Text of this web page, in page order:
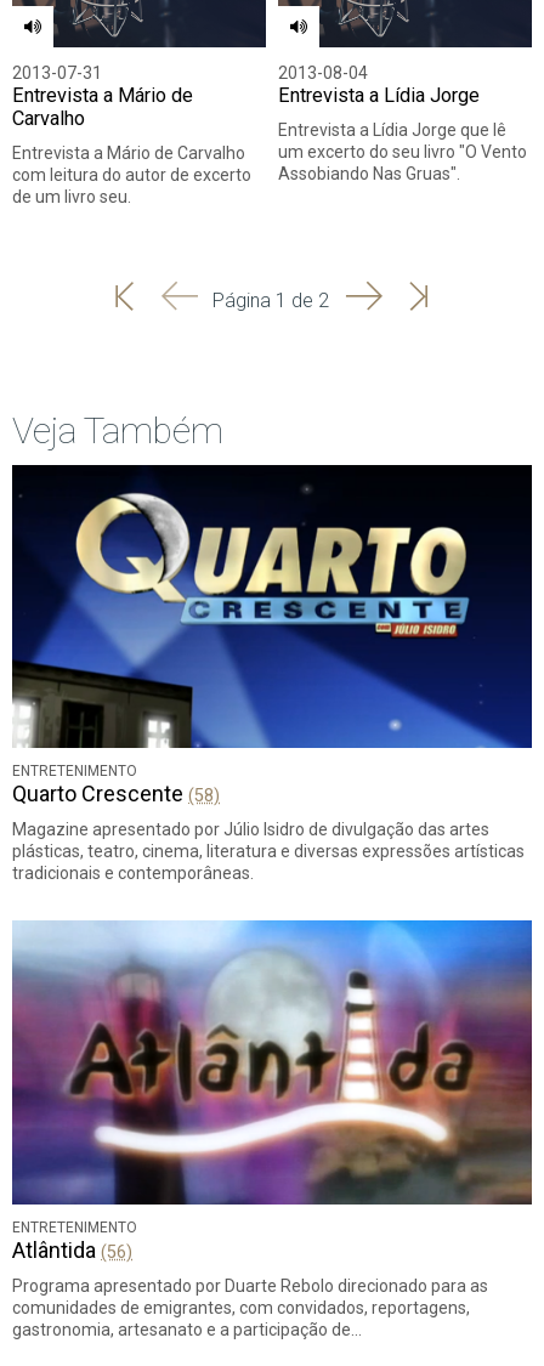
2013-07-31
Entrevista a Mário de
Carvalho
Entrevista a Mário de Carvalho
com leitura do autor de excerto
de um livro seu.
2013-08-04
Entrevista a Lídia Jorge
Entrevista a Lídia Jorge que lê
um excerto do seu livro "O Vento
Assobiando Nas Gruas".
'
'
Página 1 de 2 SeguinteÚltima
Veja Também
ENTRETENIMENTO
Quarto Crescente (58)
Magazine apresentado por Júlio Isidro de divulgação das artes
plásticas, teatro, cinema, literatura e diversas expressões artísticas
tradicionais e contemporâneas.
ENTRETENIMENTO
Atlântida (56)
Programa apresentado por Duarte Rebolo direcionado para as
comunidades de emigrantes, com convidados, reportagens,
gastronomia, artesanato e a participação de…